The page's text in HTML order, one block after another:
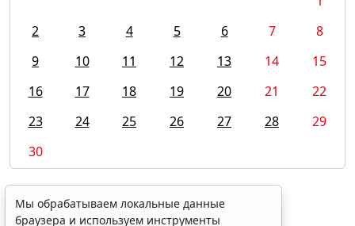
2
3 4 5 6 7
8
9
10 11 12 13 14
15
16
17 18 19 20 21
22
23
24 25 26 27 28
29
30
Мы обрабатываем локальные данные
браузера и используем инструменты